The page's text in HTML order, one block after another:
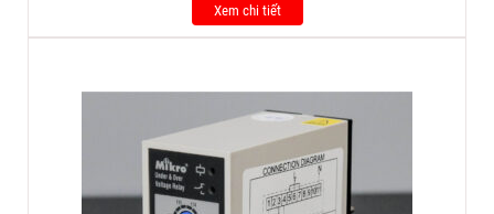
Xem chi tiết